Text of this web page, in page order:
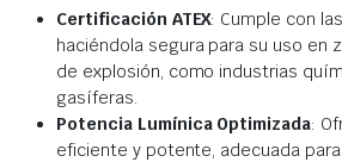
Certificación ATEX: Cumple con
haciéndola segura para su uso en
de explosión, como industrias
gasíferas.
Potencia Lumínica Optimizada:
eficiente y potente, adecuada